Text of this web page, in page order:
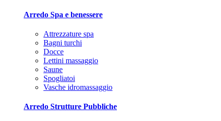
Arredo Spa e benessere
Attrezzature spa
Bagni turchi
Docce
Lettini massaggio
Saune
Spogliatoi
Vasche idromassaggio
Arredo Strutture Pubbliche